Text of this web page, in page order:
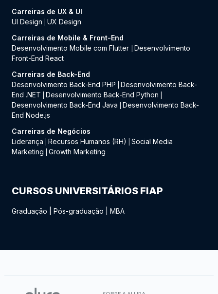
Carreiras de UX & UI
UI Design
UX Design
Carreiras de Mobile & Front-End
Desenvolvimento Mobile com Flutter
Desenvolvimento
Front-End React
Carreiras de Back-End
Desenvolvimento Back-End PHP
Desenvolvimento Back-
End .NET
Desenvolvimento Back-End Python
Desenvolvimento Back-End Java
Desenvolvimento Back-
End Node.js
Carreiras de Negócios
Liderança
Recursos Humanos (RH)
Social Media
Marketing
Growth Marketing
CURSOS UNIVERSITÁRIOS FIAP
Graduação Pós-graduação MBA